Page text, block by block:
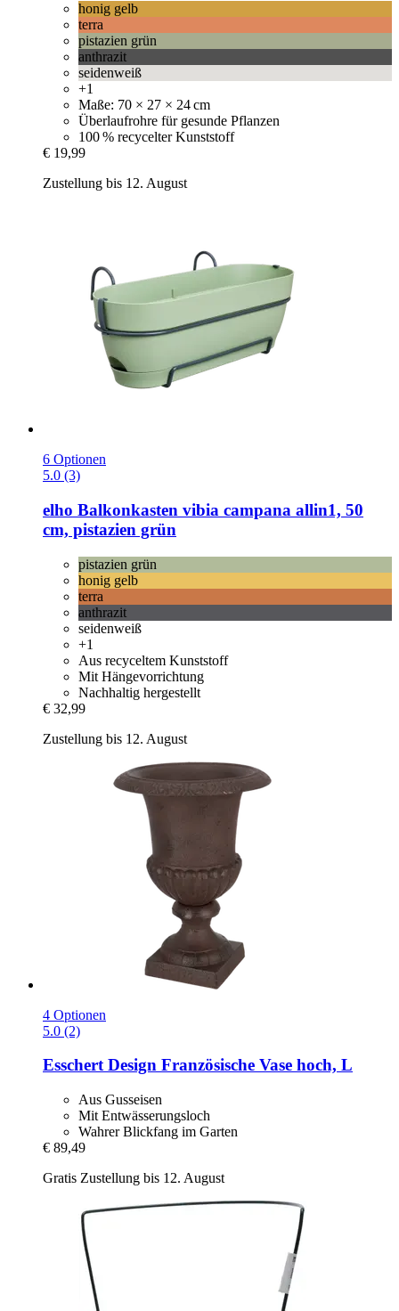
honig gelb
terra
pistazien grün
anthrazit
seidenweiß
+1
Maße: 70 × 27 × 24 cm
Überlaufrohre für gesunde Pflanzen
100 % recycelter Kunststoff
€ 19,99
Zustellung bis 12. August
6 Optionen
5.0 (3)
elho Balkonkasten vibia campana allin1, 50
cm, pistazien grün
pistazien grün
honig gelb
terra
anthrazit
seidenweiß
+1
Aus recyceltem Kunststoff
Mit Hängevorrichtung
Nachhaltig hergestellt
€ 32,99
Zustellung bis 12. August
4 Optionen
5.0 (2)
Esschert Design Französische Vase hoch, L
Aus Gusseisen
Mit Entwässerungsloch
Wahrer Blickfang im Garten
€ 89,49
Gratis Zustellung bis 12. August